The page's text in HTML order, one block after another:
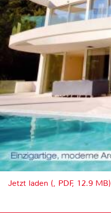
Jetzt laden (, PDF, 12.9 MB)